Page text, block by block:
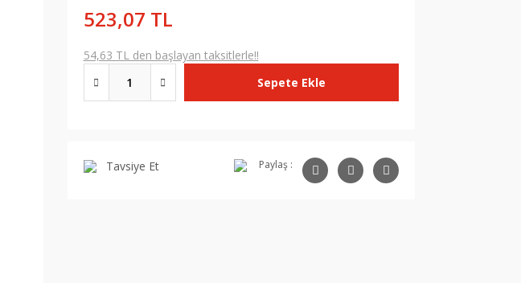
523,07 TL
54,63 TL den başlayan taksitlerle!!
Sepete Ekle
Tavsiye Et Paylaş :